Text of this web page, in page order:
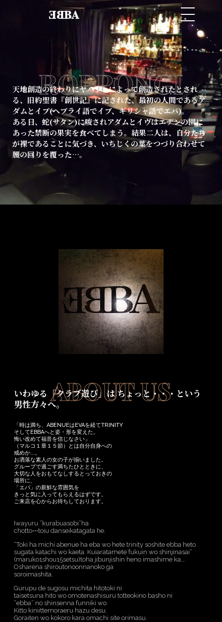
ROPPONGI
天地創造の終わりにヤハウェによって創造されたとされ
る、旧約聖書『創世記』に記された、最初の人間であるア
ダムとイブ(ヘブライ語でイブ、ギリシャ語でエバ)。
ある日、蛇(サタン)に唆されアダムとイヴはエデンの園に
あった禁断の果実を食べてしまう。結果二人は、自分たち
が裸であることに気づき、いちじくの葉をつづり合わせて
腰の回りを覆った…。
ABOUT US
いわゆる「クラブ遊び」は ちょっと・・・という
男性方々へ。
「時は満ち、ABENUEはEVAを経てTRINITY
そしてEBBAへと姿・形を変えた。
悔い改めて福音を信じなさい」
（マルコ１章１５節）とは自分自身への
戒めか...。
お洒落な素人の女の子が揃いました。
グループで過ごす満ちたひとときに、
大切な人をおもてなしするとっておきの
場所に、
「エバ」の新鮮な雰囲気を
きっと気に入ってもらえるはずです。
ご来店を心からお待ちしております。
Iwayuru ”kurabuasobi”ha
chotto•••toiu danseikatagata he.
“Toki ha michi abenue ha eba wo hete trinity soshite ebba heto
sugata katachi wo kaeta. Kuiaratamete fukuin wo shinjinasai”
(maruko1shou15setsu)toha jibunjishin heno imashime ka….
Osharena shiroutonoonnanoko ga
soroimashita.
Gurupu de sugosu michita hitotoki ni
taisetsuna hito wo omotenashisuru totteokino basho ni
“ebba” no shinsenna funniki wo
Kitto kiniittemoraeru hazu desu.
Goraiten wo kokoro kara omachi site orimasu.